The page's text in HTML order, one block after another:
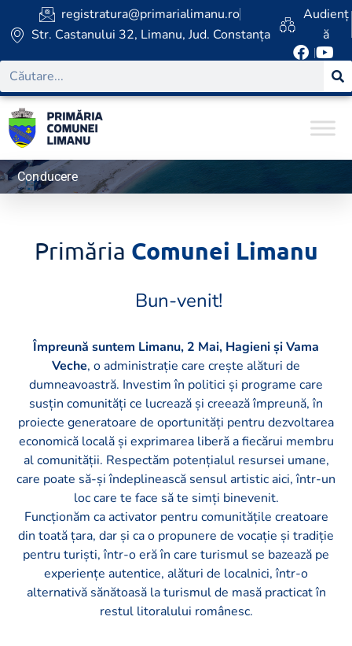
registratura@primarialimanu.ro
Str. Castanului 32, Limanu, Jud. Constanța
Audienț
ă
Conducere
Primăria Comunei Limanu
Bun-venit!
Împreună suntem Limanu, 2 Mai, Hagieni și Vama
Veche, o administrație care crește alături de
dumneavoastră. Investim în politici și programe care
susțin comunități ce lucrează și creează împreună, în
proiecte generatoare de oportunități pentru dezvoltarea
economică locală și exprimarea liberă a fiecărui membru
al comunității. Respectăm potențialul resursei umane,
care poate să-și îndeplinească sensul artistic aici, într-un
loc care te face să te simți binevenit.
Funcționăm ca activator pentru comunitățile creatoare
din toată țara, dar și ca o propunere de vocație și tradiție
pentru turiști, într-o eră în care turismul se bazează pe
experiențe autentice, alături de localnici, într-o
alternativă sănătoasă la turismul de masă practicat în
restul litoralului românesc.